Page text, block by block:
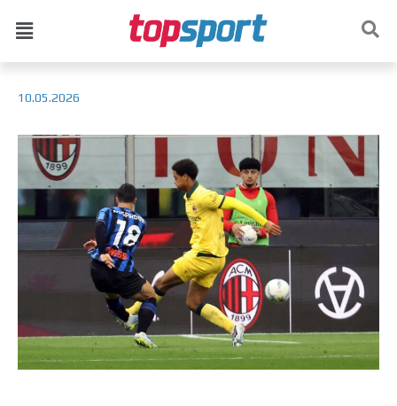
10.05.2026